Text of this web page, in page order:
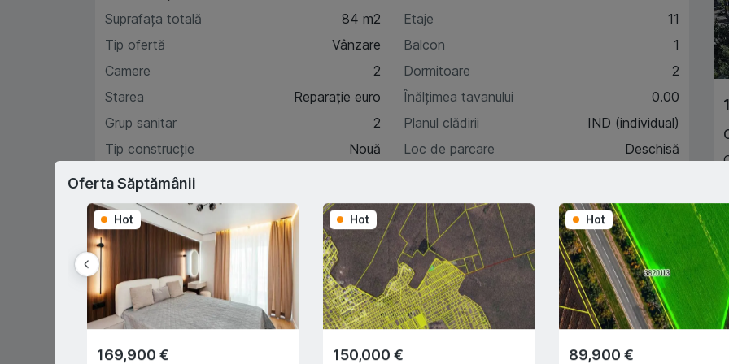
Suprafața totală
84 m2
Tip ofertă
Vânzare
Camere
2
Starea
Reparație euro
Grup sanitar
2
Tip construcție
Nouă
Etaj
Etaje
11
Balcon
1
Dormitoare
2
Înălțimea tavanului
0.00
Planul clădirii
IND (individual)
Loc de parcare
Deschisă
Caracteristici
Descriere
Oferta Săptămânii
Hot
169,900 €
Hot
150,000 €
Hot
89,900 €